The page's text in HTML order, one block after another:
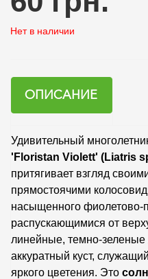
Нет в наличии
ОПИСАНИЕ
Удивительный
'Floristan Violett' (Liatris
притягивает взгляд
прямостоячими
насыщенного фиолетово-
распускающимися от
линейные, темно-
аккуратный куст,
яркого цветения. Это